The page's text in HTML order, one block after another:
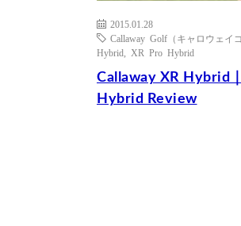
2015.01.28
Callaway Golf（キャロウェイ
Hybrid
XR Pro Hybrid
Callaway XR Hybrid
Hybrid Review